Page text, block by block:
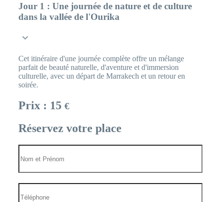
Jour 1 : Une journée de nature et de culture
dans la vallée de l'Ourika
Cet itinéraire d'une journée complète offre un mélange
parfait de beauté naturelle, d'aventure et d'immersion
culturelle, avec un départ de Marrakech et un retour en
soirée.
Prix : 15 €
Réservez votre place